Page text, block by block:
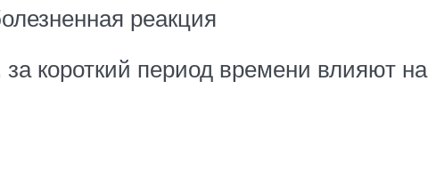
реакция
короткий период времени влияют на